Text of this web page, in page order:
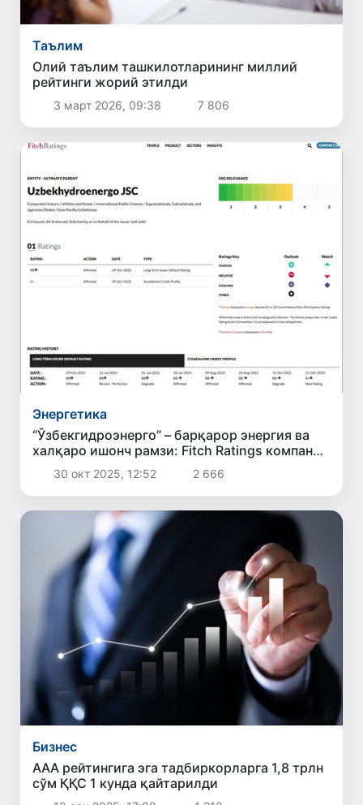
Таълим
Олий таълим ташкилотларининг миллий
рейтинги жорий этилди
3 март 2026, 09:38 7 806
Энергетика
“Ўзбекгидроэнерго” – барқарор энергия ва
халқаро ишонч рамзи: Fitch Ratings компания
рейтингини “BB” барқарор даражасида
тасдиқлади
30 окт 2025, 12:52 2 666
Бизнес
AAA рейтингига эга тадбиркорларга 1,8 трлн
сўм ҚҚС 1 кунда қайтарилди